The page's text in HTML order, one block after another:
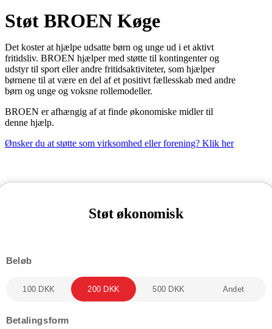
Støt BROEN Køge
Det koster at hjælpe udsatte børn og unge ud i et aktivt
fritidsliv. BROEN hjælper med støtte til kontingenter og
udstyr til sport eller andre fritidsaktiviteter, som hjælper
børnene til at være en del af et positivt fællesskab med andre
børn og unge og voksne rollemodeller.
BROEN er afhængig af at finde økonomiske midler til
denne hjælp.
Ønsker du at støtte som virksomhed eller forening? Klik her
Støt økonomisk